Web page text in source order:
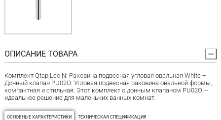
ОПИСАНИЕ ТОВАРА
Комплект Qtap Leo N: Раковина подвесная угловая овальная White +
Донный клапан PU02O: Угловая подвесная раковина овальной формы,
компактная и стильная. Этот комплект с донным клапаном PU02O —
идеальное решение для маленьких ванных комнат.
ОСНОВНЫЕ ХАРАКТЕРИСТИКИ ТЕХНИЧЕСКАЯ СПЕЦИФИКАЦИЯ